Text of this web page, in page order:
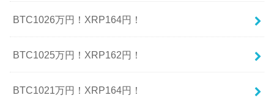
BTC1026万円！XRP164円！
BTC1025万円！XRP162円！
BTC1021万円！XRP164円！